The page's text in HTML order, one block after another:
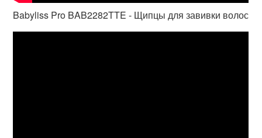
Babyliss Pro BAB2282TTE - Щипцы для завивки волос